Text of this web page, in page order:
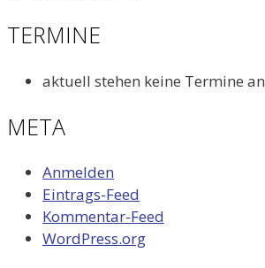
TERMINE
aktuell stehen keine Termine an
META
Anmelden
Eintrags-Feed
Kommentar-Feed
WordPress.org